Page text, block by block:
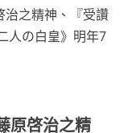
原啓治之精